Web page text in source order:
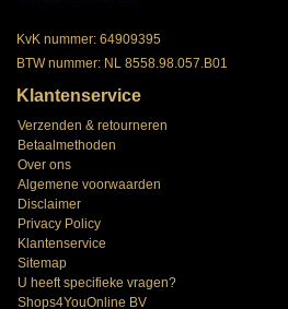
KvK nummer: 64909395
BTW nummer: NL 8558.98.057.B01
Klantenservice
Verzenden & retourneren
Betaalmethoden
Over ons
Algemene voorwaarden
Disclaimer
Privacy Policy
Klantenservice
Sitemap
U heeft specifieke vragen?
Shops4YouOnline BV